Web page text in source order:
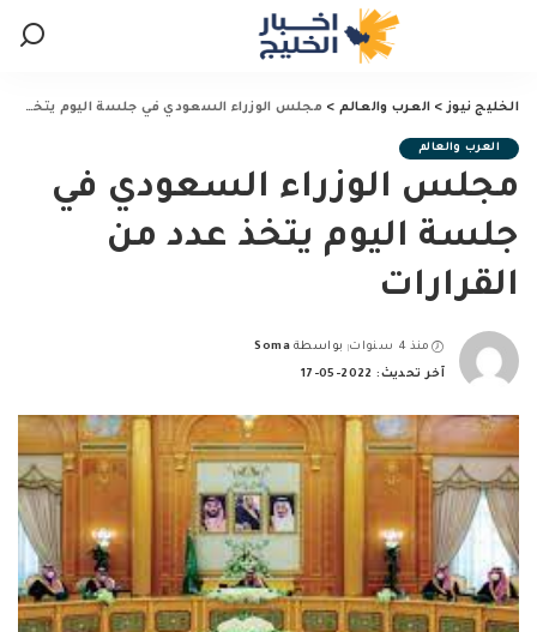
الخليج نيوز> العرب والعالم > مجلس الوزراء السعودي في جلسة اليوم يتخذ عدد من القرارات
العرب والعالم
مجلس الوزراء السعودي في
جلسة اليوم يتخذ عدد من
القرارات
منذ 4 سنوات
Posted
by
بواسطة Soma
آخر تحديث: 2022-05-17